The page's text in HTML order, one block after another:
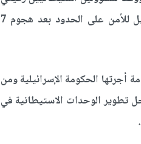
المستوى، فإن هذه الخطوة تستند إلى حاجة أمنية وتغير في نظرة إسرائيل للأمن على الحدود بعد هجوم 7
الحكومة الإسرائيلية ومن
تطوير الوحدات الاستيطانية في